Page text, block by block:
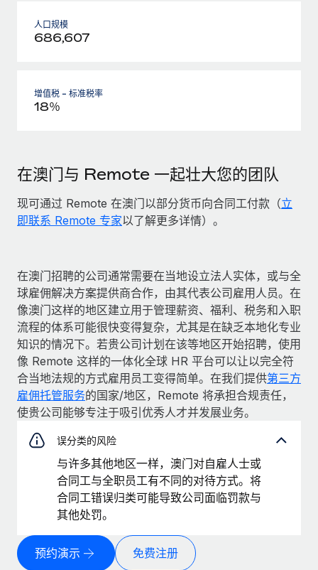
人口规模
686,607
增值税 - 标准税率
18％
在澳门与 Remote 一起壮大您的团队
现可通过 Remote 在澳门以部分货币向合同工付款（立
即联系 Remote 专家以了解更多详情）。
在澳门招聘的公司通常需要在当地设立法人实体，或与全
球雇佣解决方案提供商合作，由其代表公司雇用人员。在
像澳门这样的地区建立用于管理薪资、福利、税务和入职
流程的体系可能很快变得复杂，尤其是在缺乏本地化专业
知识的情况下。若贵公司计划在该等地区开始招聘，使用
像 Remote 这样的一体化全球 HR 平台可以让以完全符
合当地法规的方式雇用员工变得简单。在我们提供第三方
雇佣托管服务的国家/地区，Remote 将承担合规责任，
使贵公司能够专注于吸引优秀人才并发展业务。
误分类的风险
与许多其他地区一样，澳门对自雇人士或
合同工与全职员工有不同的对待方式。将
合同工错误归类可能导致公司面临罚款与
其他处罚。
预约演示 免费注册